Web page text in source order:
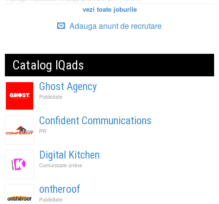
vezi toate joburile
Adauga anunt de recrutare
Catalog IQads
Ghost Agency
Publicitate
Confident Communications
PR
Digital Kitchen
Comunicare online
ontheroof
Publicitate